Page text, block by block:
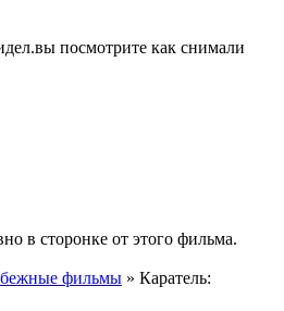
посмотрите как снимали
в сторонке от этого фильма.
фильмы » Каратель: